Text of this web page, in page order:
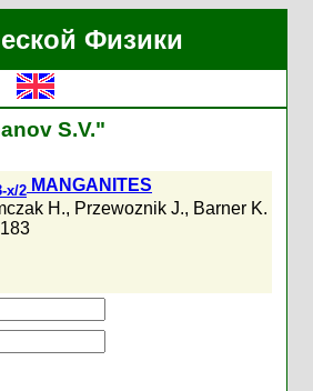
Физики
S.V."
x/2 MANGANITES
H., Przewoznik J., Barner K.